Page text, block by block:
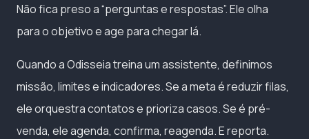
Não fica preso a “perguntas e respostas”. Ele olha
para o objetivo e age para chegar lá.
Quando a Odisseia treina um assistente, definimos
missão, limites e indicadores. Se a meta é reduzir filas,
ele orquestra contatos e prioriza casos. Se é pré-
venda, ele agenda, confirma, reagenda. E reporta.